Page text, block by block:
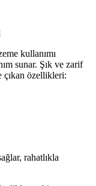
kullanımı
sunar. Şık ve zarif
çıkan özellikleri:
rahatlıkla